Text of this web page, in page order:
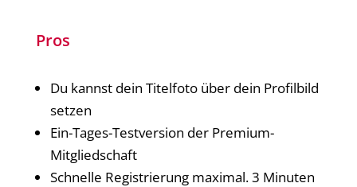
Pros
Du kannst dein Titelfoto über dein Profilbild
setzen
Ein-Tages-Testversion der Premium-
Mitgliedschaft
Schnelle Registrierung maximal. 3 Minuten